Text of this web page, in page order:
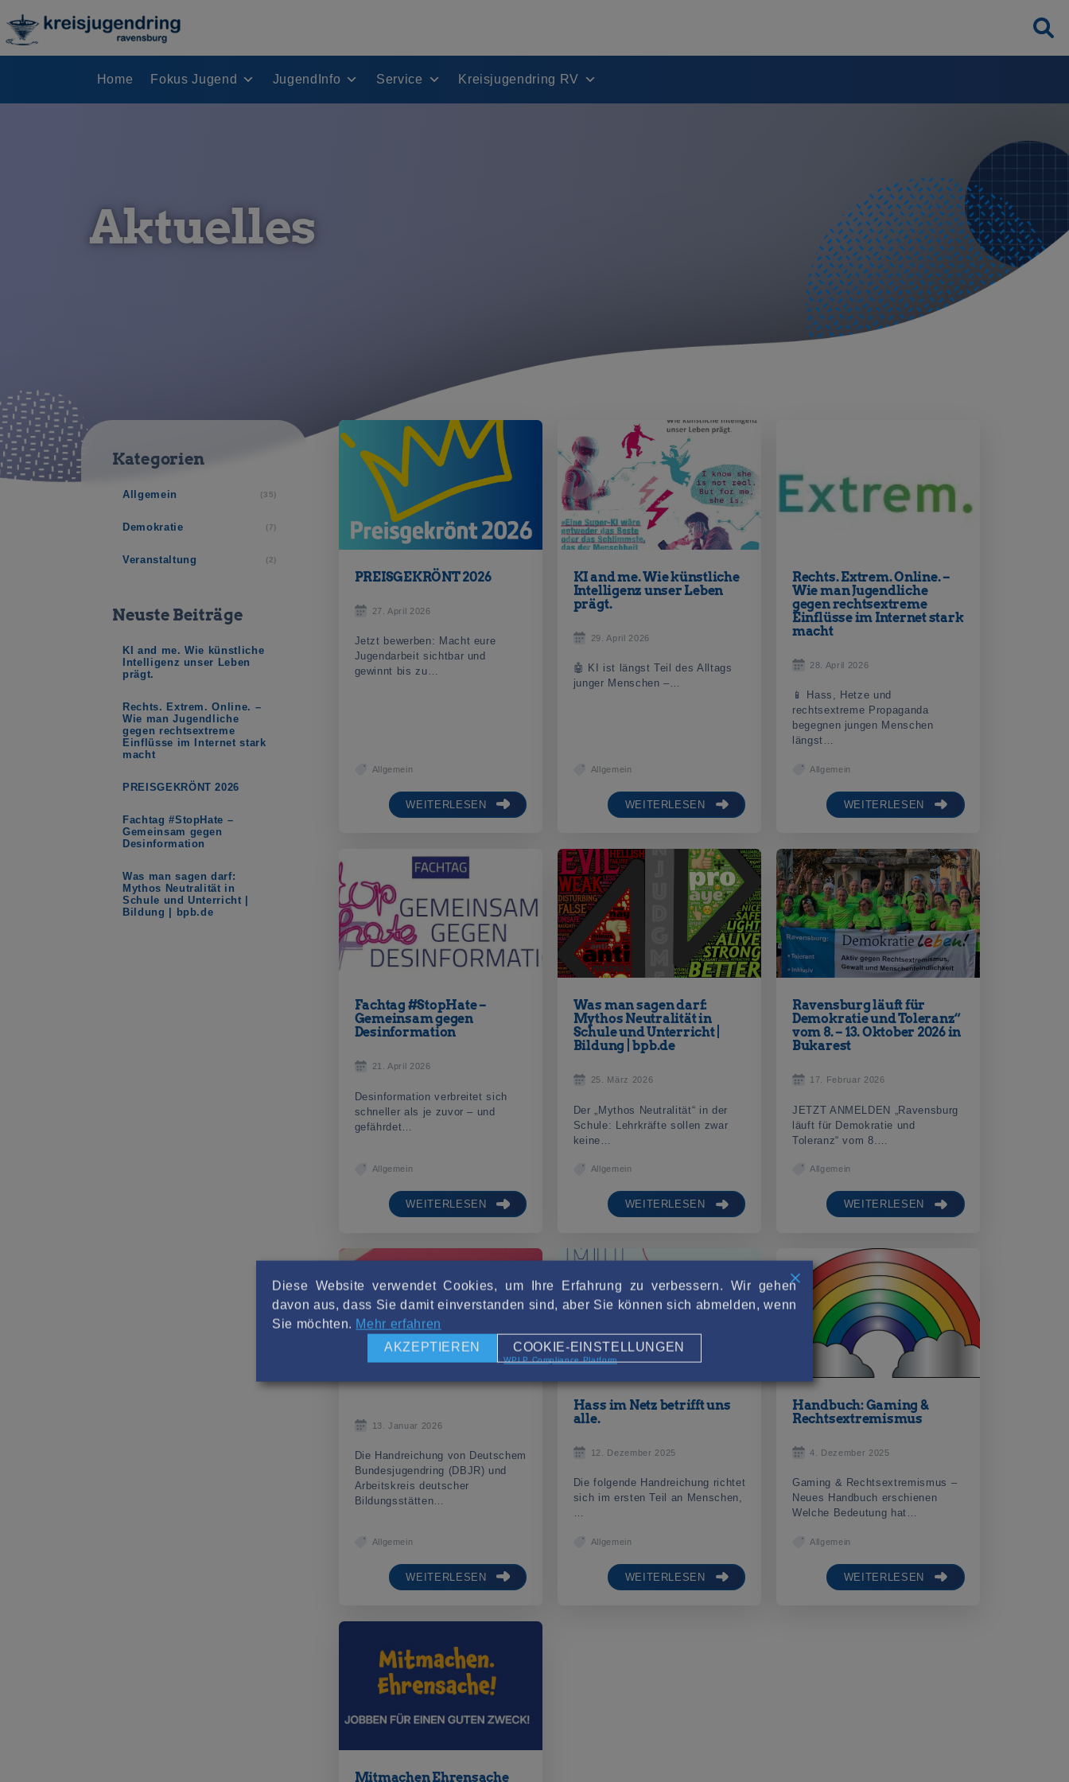
Home Fokus Jugend JugendInfo Service Kreisjugendring RV
Aktuelles
PREISGEKRÖNT 2026
27. April 2026
Jetzt bewerben: Macht eure
Jugendarbeit sichtbar und
gewinnt bis zu…
Allgemein
WEITERLESEN
KI and me. Wie künstliche
Intelligenz unser Leben
prägt.
29. April 2026
🤖 KI ist längst Teil des Alltags
junger Menschen –…
Allgemein
WEITERLESEN
Rechts. Extrem. Online. –
Wie man Jugendliche
gegen rechtsextreme
Einflüsse im Internet stark
macht
28. April 2026
📱 Hass, Hetze und
rechtsextreme Propaganda
begegnen jungen Menschen
längst…
Allgemein
WEITERLESEN
Fachtag #StopHate –
Gemeinsam gegen
Desinformation
21. April 2026
Desinformation verbreitet sich
schneller als je zuvor – und
gefährdet…
Allgemein
WEITERLESEN
Was man sagen darf:
Mythos Neutralität in
Schule und Unterricht |
Bildung | bpb.de
25. März 2026
Der „Mythos Neutralität“ in der
Schule: Lehrkräfte sollen zwar
keine…
Allgemein
WEITERLESEN
Ravensburg läuft für
Demokratie und Toleranz“
vom 8. – 13. Oktober 2026 in
Bukarest
17. Februar 2026
JETZT ANMELDEN „Ravensburg
läuft für Demokratie und
Toleranz“ vom 8.…
Allgemein
WEITERLESEN
13. Januar 2026
Die Handreichung von Deutschem
Bundesjugendring (DBJR) und
Arbeitskreis deutscher
Bildungsstätten…
Allgemein
WEITERLESEN
Hass im Netz betrifft uns
alle.
12. Dezember 2025
Die folgende Handreichung richtet
sich im ersten Teil an Menschen,
…
Allgemein
WEITERLESEN
Handbuch: Gaming &
Rechtsextremismus
4. Dezember 2025
Gaming & Rechtsextremismus –
Neues Handbuch erschienen
Welche Bedeutung hat…
Allgemein
WEITERLESEN
Mitmachen Ehrensache
Kategorien
Allgemein (35)
Demokratie (7)
Veranstaltung (2)
Neuste Beiträge
KI and me. Wie künstliche
Intelligenz unser Leben
prägt.
Rechts. Extrem. Online. –
Wie man Jugendliche
gegen rechtsextreme
Einflüsse im Internet stark
macht
PREISGEKRÖNT 2026
Fachtag #StopHate –
Gemeinsam gegen
Desinformation
Was man sagen darf:
Mythos Neutralität in
Schule und Unterricht |
Bildung | bpb.de
Diese Website verwendet Cookies, um Ihre Erfahrung zu verbessern. Wir gehen
davon aus, dass Sie damit einverstanden sind, aber Sie können sich abmelden, wenn
Sie möchten. Mehr erfahren
AKZEPTIEREN
COOKIE-EINSTELLUNGEN
Powered byWPLP Compliance Platform